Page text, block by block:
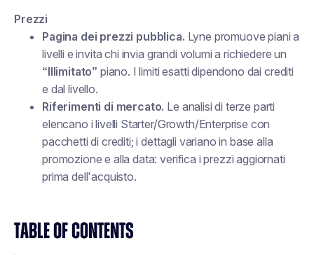
TABLE OF CONTENTS
Prezzi
Pagina dei prezzi pubblica. Lyne promuove piani a
livelli e invita chi invia grandi volumi a richiedere un
“Illimitato” piano. I limiti esatti dipendono dai crediti
e dal livello.
Riferimenti di mercato. Le analisi di terze parti
elencano i livelli Starter/Growth/Enterprise con
pacchetti di crediti; i dettagli variano in base alla
promozione e alla data: verifica i prezzi aggiornati
prima dell'acquisto.